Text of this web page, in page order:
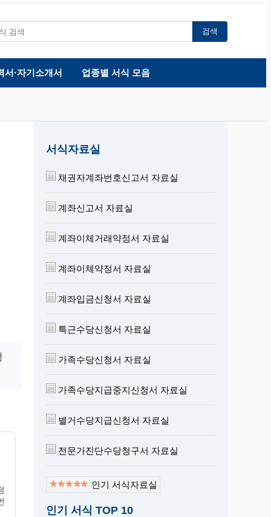
검색
서·자기소개서 업종별 서식 모음
서식자료실
채권자계좌번호신고서 자료실
계좌신고서 자료실
계좌이체거래약정서 자료실
계좌이체약정서 자료실
계좌입금신청서 자료실
특근수당신청서 자료실
가족수당신청서 자료실
가족수당지급중지신청서 자료실
별거수당지급신청서 자료실
전문가진단수당청구서 자료실
인기 서식자료실
인기 서식 TOP 10